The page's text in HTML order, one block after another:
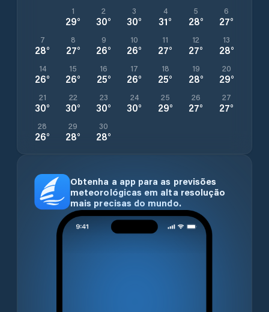
1
29°
2
30°
3
30°
4
31°
5
28°
6
27°
7
28°
8
27°
9
26°
10
26°
11
27°
12
27°
13
28°
14
26°
15
26°
16
25°
17
26°
18
25°
19
28°
20
29°
21
30°
22
30°
23
30°
24
30°
25
29°
26
27°
27
27°
28
26°
29
28°
30
28°
Obtenha a app para as previsões
meteorológicas em alta resolução
mais precisas do mundo.